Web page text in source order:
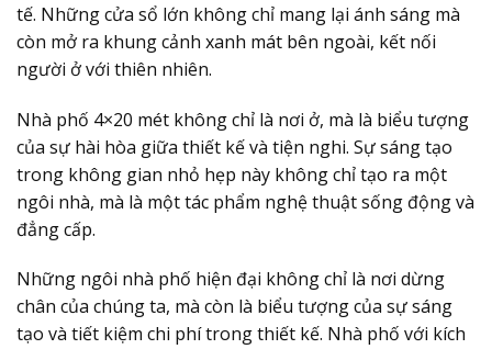
tế. Những cửa sổ lớn không chỉ mang lại ánh sáng mà
còn mở ra khung cảnh xanh mát bên ngoài, kết nối
người ở với thiên nhiên.
Nhà phố 4×20 mét không chỉ là nơi ở, mà là biểu tượng
của sự hài hòa giữa thiết kế và tiện nghi. Sự sáng tạo
trong không gian nhỏ hẹp này không chỉ tạo ra một
ngôi nhà, mà là một tác phẩm nghệ thuật sống động và
đẳng cấp.
Những ngôi nhà phố hiện đại không chỉ là nơi dừng
chân của chúng ta, mà còn là biểu tượng của sự sáng
tạo và tiết kiệm chi phí trong thiết kế. Nhà phố với kích